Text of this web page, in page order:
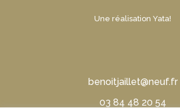
Une réalisation Yata!
benoitjaillet@neuf.fr
03 84 48 20 54